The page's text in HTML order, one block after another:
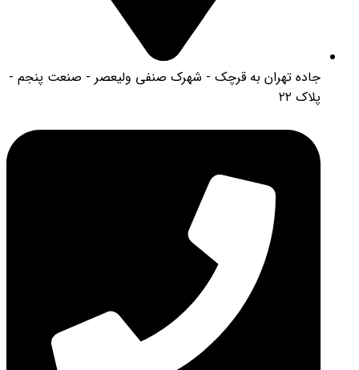
جاده تهران به قرچک - شهرک صنفی ولیعصر - صنعت پنجم -
پلاک ۲۲